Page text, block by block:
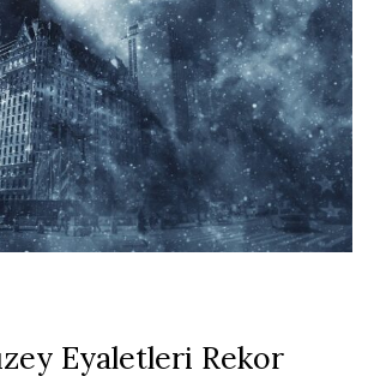
Eyaletleri Rekor